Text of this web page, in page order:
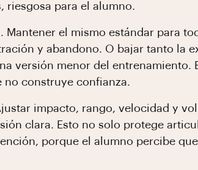
riesgosa para el alumno.
el mismo estándar para
y abandono. O bajar tanto la
versión menor del entrenamiento.
no construye confianza.
impacto, rango, velocidad y
clara. Esto no solo protege
porque el alumno percibe